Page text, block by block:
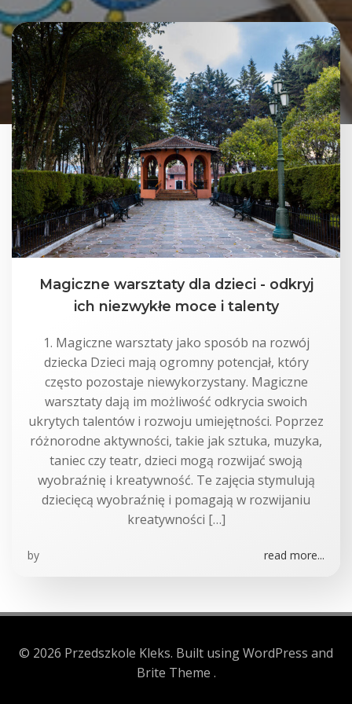
Magiczne warsztaty dla dzieci - odkryj
ich niezwykłe moce i talenty
1. Magiczne warsztaty jako sposób na rozwój
dziecka Dzieci mają ogromny potencjał, który
często pozostaje niewykorzystany. Magiczne
warsztaty dają im możliwość odkrycia swoich
ukrytych talentów i rozwoju umiejętności. Poprzez
różnorodne aktywności, takie jak sztuka, muzyka,
taniec czy teatr, dzieci mogą rozwijać swoją
wyobraźnię i kreatywność. Te zajęcia stymulują
dziecięcą wyobraźnię i pomagają w rozwijaniu
kreatywności […]
by read more...
© 2026 Przedszkole Kleks. Built using WordPress and
Brite Theme .